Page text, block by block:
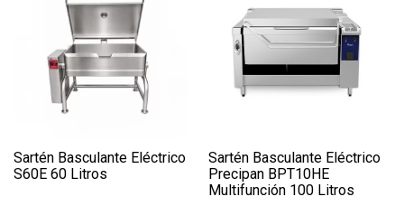
Sartén Basculante Eléctrico
S60E 60 Litros
Sartén Basculante Eléctrico
Precipan BPT10HE
Multifunción 100 Litros